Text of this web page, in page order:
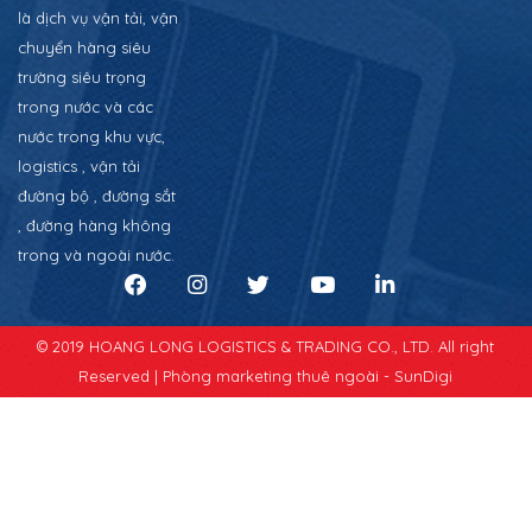
là dịch vụ vận tải, vận
chuyển hàng siêu
trường siêu trọng
trong nước và các
nước trong khu vực,
logistics , vận tải
đường bộ , đường sắt
, đường hàng không
trong và ngoài nước.
© 2019 HOANG LONG LOGISTICS & TRADING CO., LTD. All right
Reserved | Phòng marketing thuê ngoài - SunDigi